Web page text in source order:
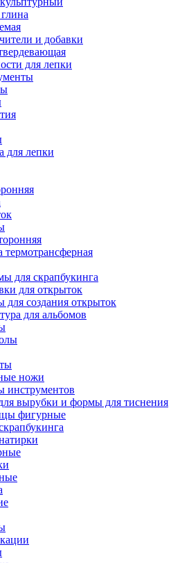
и добавки
для лепки
для лепки
термотрансферная
для скрапбукинга
для открыток
для создания открыток
для альбомов
ножи
инструментов
вырубки и формы для тиснения
фигурные